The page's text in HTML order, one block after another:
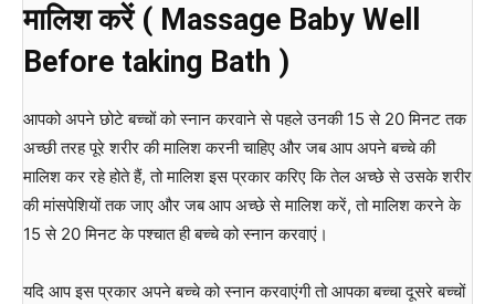
मालिश करें ( Massage Baby Well
Before taking Bath )
आपको अपने छोटे बच्चों को स्नान करवाने से पहले उनकी 15 से 20 मिनट तक
अच्छी तरह पूरे शरीर की मालिश करनी चाहिए और जब आप अपने बच्चे की
मालिश कर रहे होते हैं, तो मालिश इस प्रकार करिए कि तेल अच्छे से उसके शरीर
की मांसपेशियों तक जाए और जब आप अच्छे से मालिश करें, तो मालिश करने के
15 से 20 मिनट के पश्चात ही बच्चे को स्नान करवाएं।
यदि आप इस प्रकार अपने बच्चे को स्नान करवाएंगी तो आपका बच्चा दूसरे बच्चों